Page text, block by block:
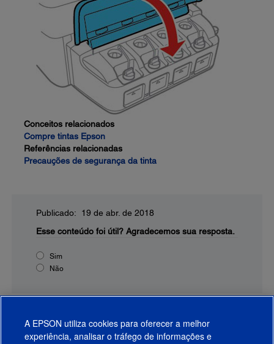
Conceitos relacionados
Compre tintas Epson
Referências relacionadas
Precauções de segurança da tinta
Publicado: 19 de abr. de 2018
Esse conteúdo foi útil? Agradecemos sua resposta.
Sim
Não
A EPSON utiliza cookies para oferecer a melhor
experiência, analisar o tráfego de informações e